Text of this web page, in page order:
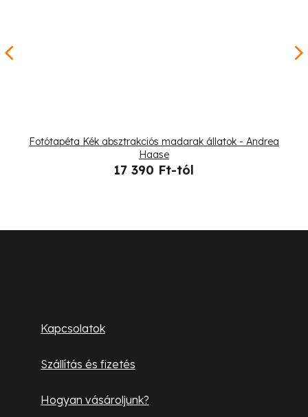
Fotótapéta Kék absztrakciós madarak állatok - Andrea
Haase
17 390 Ft-tól
Kapcsolatok
Szállítás és fizetés
Hogyan vásároljunk?